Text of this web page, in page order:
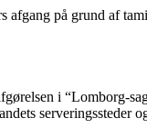
afgang på grund af
i “Lomborg-
serveringssteder